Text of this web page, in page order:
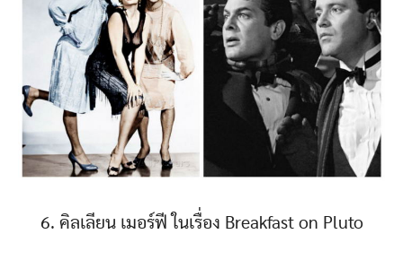
6. คิลเลียน เมอร์ฟี ในเรื่อง Breakfast on Pluto